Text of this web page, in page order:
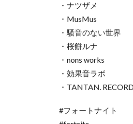
・ナツザメ
・MusMus
・騒音のない世界
・桜餅ルナ
・nons works
・効果音ラボ
・TANTAN.
#フォートナイト